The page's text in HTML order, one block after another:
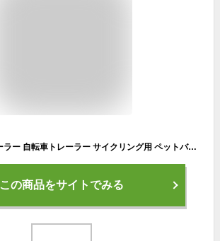
Flixxa ペットトレーラー 自転車トレーラー サイクリング用 ペットバイクカート 犬 お出かけ 耐荷重40kg 大空間 大型犬 中小型犬 キャンプ ハイキング (カーキ)
この商品をサイトでみる